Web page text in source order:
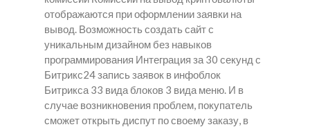
отображаются при оформлении заявки на
вывод. Возможность создать сайт с
уникальным дизайном без навыков
программирования Интеграция за 30 секунд с
Битрикс24 запись заявок в инфоблок
Битрикса 33 вида блоков 3 вида меню. И в
случае возникновения проблем, покупатель
сможет открыть диспут по своему заказу, в